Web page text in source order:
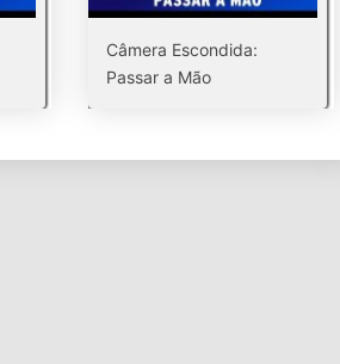
Câmera Escondida:
Passar a Mão